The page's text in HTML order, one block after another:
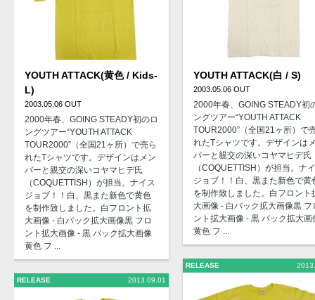
YOUTH ATTACK(黄色 / Kids-
L)
2003.05.06 OUT
2000年春、GOING STEADY初のロ
ングツアー“YOUTH ATTACK
TOUR2000”（全国21ヶ所）で売ら
れたTシャツです。デザインはメン
バーと親交の深いコヤマヒデ氏
（COQUETTISH）が担当。ナイス
ジョブ！！白、黒また新色で黄色
を制作致しました。白フロント拡
大画像 - 白バック拡大画像黒 フロ
ント拡大画像 - 黒 バック拡大画像
黄色 フ ...
RELEASE 2013.09.01
YOUTH ATTACK(白 / S)
2003.05.06 OUT
2000年春、GOING STEADY初
ングツアー“YOUTH ATTACK
TOUR2000”（全国21ヶ所）で
れたTシャツです。デザインは
バーと親交の深いコヤマヒデ氏
（COQUETTISH）が担当。ナ
ジョブ！！白、黒また新色で黄
を制作致しました。白フロント
大画像 - 白バック拡大画像黒 フ
ント拡大画像 - 黒 バック拡大画
黄色 フ ...
RELEASE